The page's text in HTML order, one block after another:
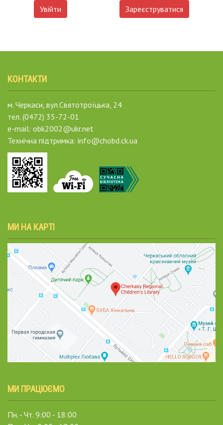
Увійти Зареєструватися
КОНТАКТИ
м. Черкаси, вул.Святотроїцька, 24
тел. (0472) 35-72-01
e-mail: obk2002@ukr.net
Технічна підтримка: info@chobd.ck.ua
МИ НА КАРТІ
МИ ПРАЦЮЄМО
Пн. - Чт. 9:00 - 18:00